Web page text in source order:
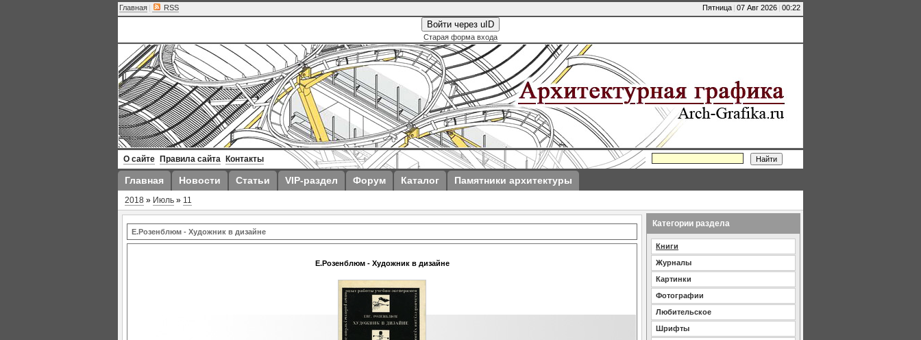
Пятница | 07 Авг 2026 | 00:22
Главная | RSS
Войти через uID
Старая форма входа
О сайте Правила сайта Контакты
Главная Новости Статьи VIP-раздел Форум Каталог Памятники архитектуры
2018 » Июль » 11
Е.Розенблюм - Художник в дизайне
Е.Розенблюм - Художник в дизайне
Категории раздела
Книги
Журналы
Картинки
Фотографии
Любительское
Шрифты